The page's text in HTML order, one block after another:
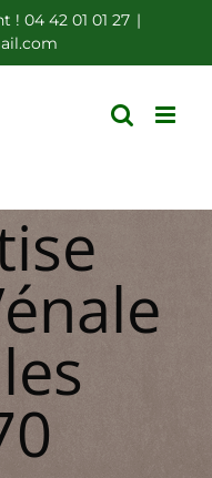
! 04 42 01 01 27 |